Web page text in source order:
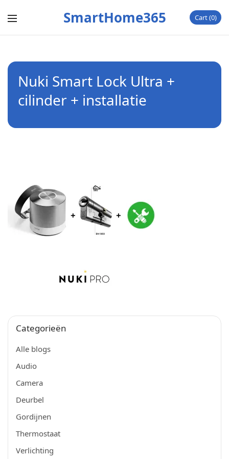
SmartHome365 Cart 0
Nuki Smart Lock Ultra +
cilinder + installatie
Categorieën
Alle blogs
Audio
Camera
Deurbel
Gordijnen
Thermostaat
Verlichting